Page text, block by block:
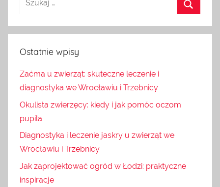
Ostatnie wpisy
Zaćma u zwierząt: skuteczne leczenie i
diagnostyka we Wrocławiu i Trzebnicy
Okulista zwierzęcy: kiedy i jak pomóc oczom
pupila
Diagnostyka i leczenie jaskry u zwierząt we
Wrocławiu i Trzebnicy
Jak zaprojektować ogród w Łodzi: praktyczne
inspiracje